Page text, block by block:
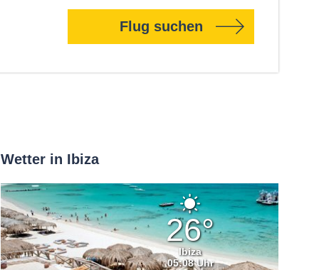
Flug suchen
Wetter in Ibiza
Klarer
Himmel
26°
Ibiza
05:08 Uhr